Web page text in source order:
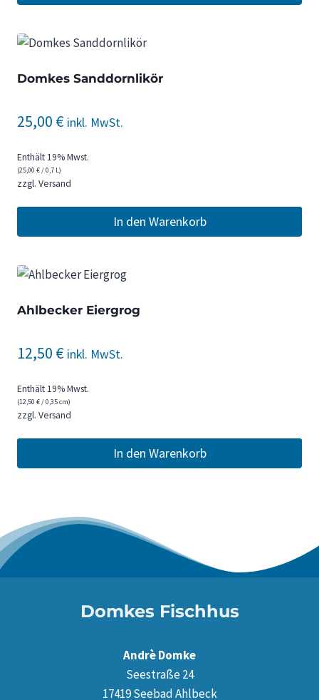
Domkes Sanddornlikör
25,00 € inkl. MwSt.
Enthält 19% Mwst.
(25,00 €/ 0,7 L)
zzgl. Versand
In den Warenkorb
Ahlbecker Eiergrog
12,50 € inkl. MwSt.
Enthält 19% Mwst.
(12,50 €/ 0,35 cm)
zzgl. Versand
In den Warenkorb
Domkes Fischhus
Andrè Domke
Seestraße 24
17419 Seebad Ahlbeck